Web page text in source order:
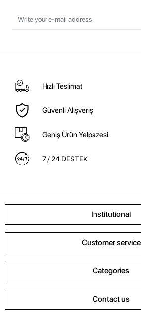
Hızlı Teslimat
Güvenli Alışveriş
Geniş Ürün Yelpazesi
7 / 24 DESTEK
Institutional
Customer service
Categories
Contact us